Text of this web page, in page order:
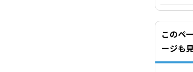
このペ
ージも